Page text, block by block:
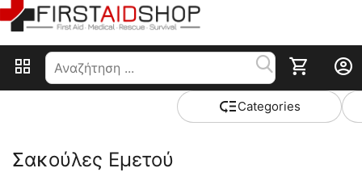
Сategories
Σακούλες Εμετού